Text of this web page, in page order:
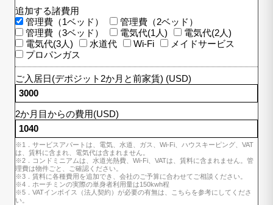
追加する諸費用
管理費（1ベッド）
管理費（2ベッド）
管理費（3ベッド）
電気代(1人)
電気代(2人)
電気代(3人)
水道代 Wi-Fi
メイドサービス
プロパンガス
ご入居日(デポジット2か月と前家賃) (USD)
2か月目からの費用(USD)
※1．サービスアパートは、電気、水道、ガス、Wi-Fi、ハウスキーピング、VAT
は、賃料に含まれ、電気代は含まれません。
※2．コンドミニアムは、水道光熱費、Wi-Fi、VATは、賃料に含まれません。管
理費は物件ごと、ご確認ください。
※3．賃料に各種費用を追加でき、会社のご予算に合わせてご相談ください。
※4．ホーチミンの実際の単身者利用量は150kwh程
※5．VATインボイス（法人契約）が必要の有無は、こちらを参考にしてくださ
い。